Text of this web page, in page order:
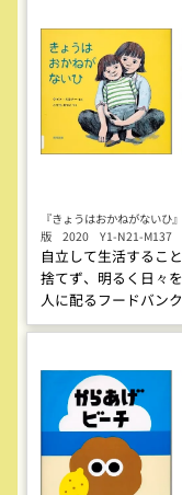
『きょうはおかねがない
版 2020 Y1-N21-M137
自立して生活するこ
捨てず、明るく日々
人に配るフードバン